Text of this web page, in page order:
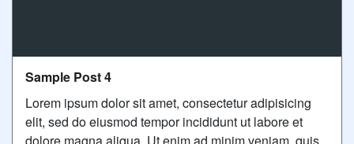
Sample Post 4
Lorem ipsum dolor sit amet, consectetur adipisicing
elit, sed do eiusmod tempor incididunt ut labore et